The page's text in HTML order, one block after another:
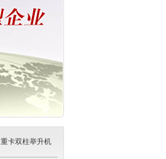
重卡双柱举升机